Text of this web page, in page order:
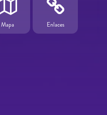
Mapa Enlaces